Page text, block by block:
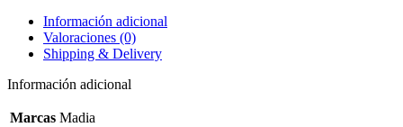
Información adicional
Valoraciones (0)
Shipping & Delivery
Información adicional
Marcas Madia